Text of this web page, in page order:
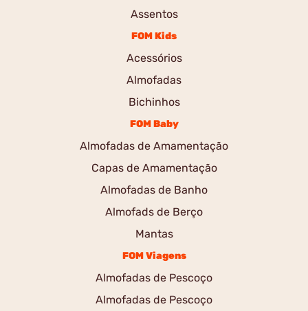
Assentos
FOM Kids
Acessórios
Almofadas
Bichinhos
FOM Baby
Almofadas de Amamentação
Capas de Amamentação
Almofadas de Banho
Almofads de Berço
Mantas
FOM Viagens
Almofadas de Pescoço
Almofadas de Pescoço